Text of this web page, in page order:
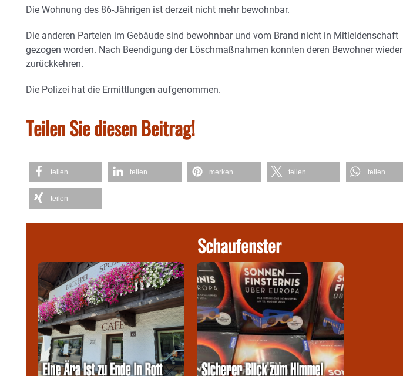
Die Wohnung des 86-Jährigen ist derzeit nicht mehr bewohnbar.
Die anderen Parteien im Gebäude sind bewohnbar und vom Brand nicht in Mitleidenschaft
gezogen worden. Nach Beendigung der Löschmaßnahmen konnten deren Bewohner wieder
zurückkehren.
Die Polizei hat die Ermittlungen aufgenommen.
Teilen Sie diesen Beitrag!
teilen teilen merken teilen teilen
teilen
Schaufenster